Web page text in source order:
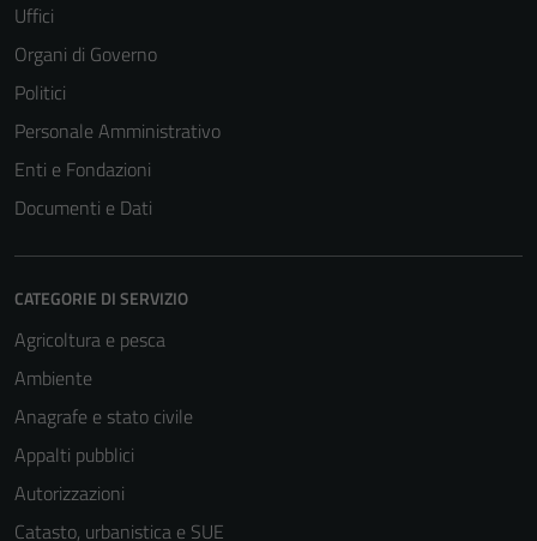
Uffici
Organi di Governo
Politici
Personale Amministrativo
Enti e Fondazioni
Documenti e Dati
CATEGORIE DI SERVIZIO
Agricoltura e pesca
Ambiente
Anagrafe e stato civile
Appalti pubblici
Autorizzazioni
Catasto, urbanistica e SUE